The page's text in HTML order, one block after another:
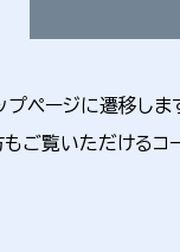
ページに遷移しま
ご覧いただけるコ